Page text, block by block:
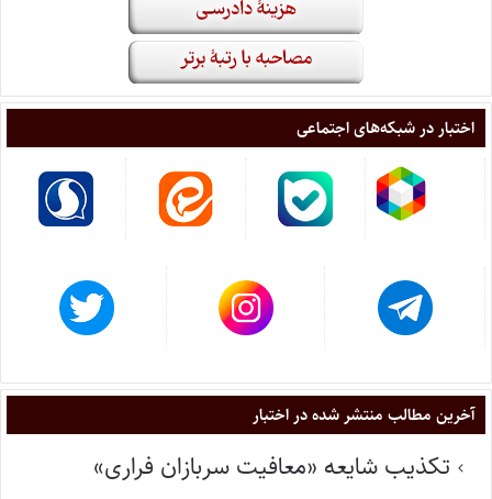
اختبار در شبکه‌های اجتماعی
آخرین مطالب منتشر شده در اختبار
تکذیب شایعه «معافیت سربازان فراری»